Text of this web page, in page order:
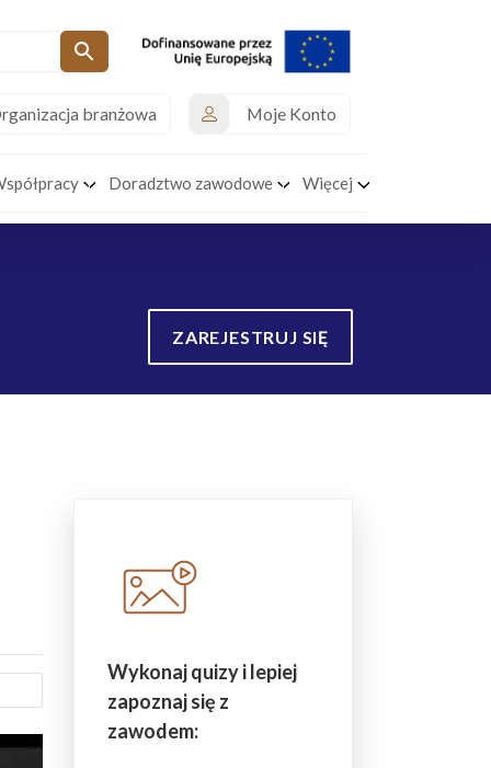
branżowa Moje Konto
Doradztwo zawodowe Więcej
ZAREJESTRUJ SIĘ
Wykonaj quizy i lepiej
zapoznaj się z
zawodem: